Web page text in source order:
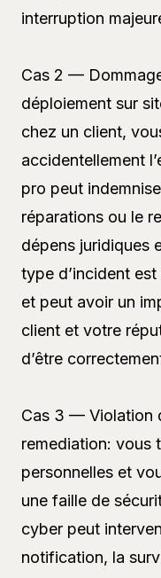
interruption
Cas 2 —
déploiement sur
chez un client,
accidentellement
pro peut
réparations ou le
dépens juridiques
type d’incident
et peut avoir un
client et votre
d’être
Cas 3 — Violation
remediation: vous
personnelles et
une faille de
cyber peut
notification, la